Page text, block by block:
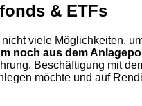
& ETFs
viele Möglichkeiten,
noch aus dem
Beschäftigung mit
möchte und auf